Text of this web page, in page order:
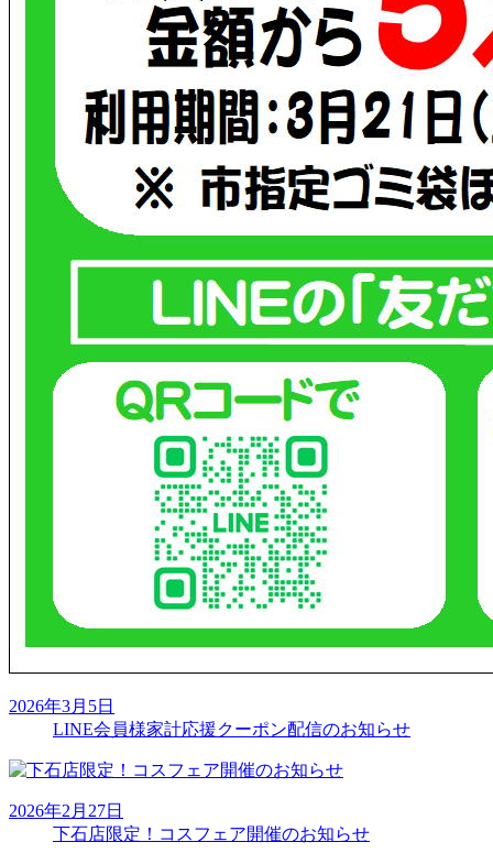
2026年3月5日
LINE会員様家計応援クーポン配信のお知らせ
2026年2月27日
下石店限定！コスフェア開催のお知らせ